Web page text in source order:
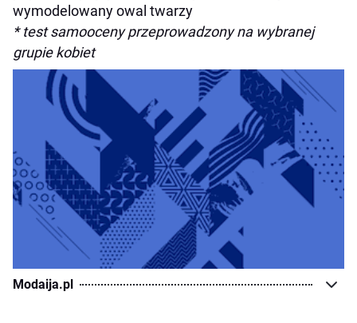
wymodelowany owal twarzy
* test samooceny przeprowadzony na wybranej
grupie kobiet
Modaija.pl